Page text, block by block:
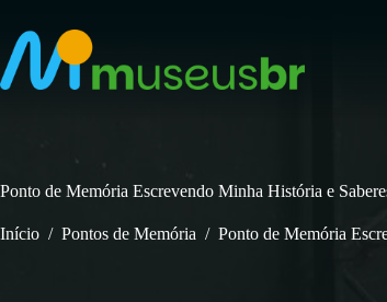
para
conteúdo
Ponto de Memória Escrevendo Minha História e
Início / Pontos de Memória / Ponto de Memória